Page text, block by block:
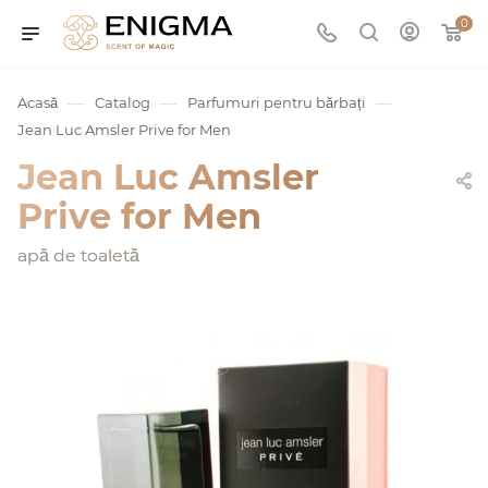
0
Acasă — Catalog — Parfumuri pentru bărbați —
Jean Luc Amsler Prive for Men
Jean Luc Amsler
Prive for Men
apă de toaletă